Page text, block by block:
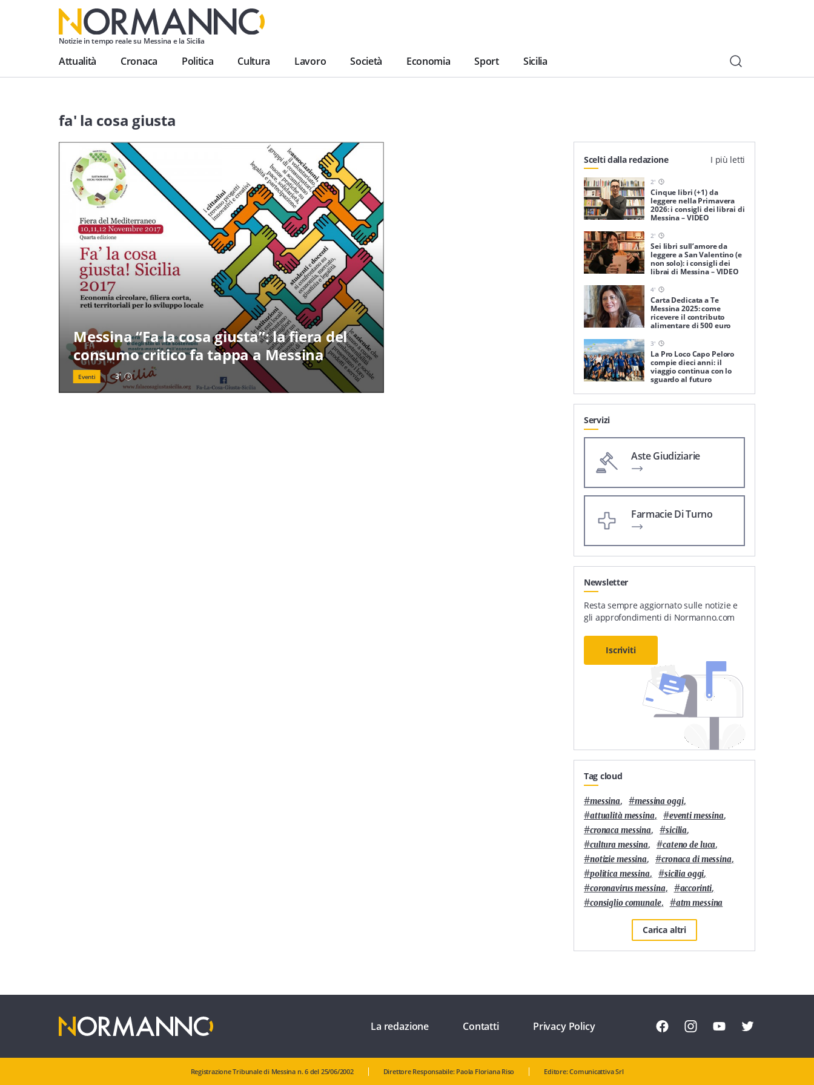
Notizie in tempo reale su Messina e la Sicilia
Attualità Cronaca Politica Cultura Lavoro Società Economia Sport Sicilia
fa' la cosa giusta
Messina “Fa la cosa giusta”: la fiera del
consumo critico fa tappa a Messina
Eventi 3'
Scelti dalla redazione I più letti
2'
Cinque libri (+1) da
leggere nella Primavera
2026: i consigli dei librai di
Messina – VIDEO
2'
Sei libri sull’amore da
leggere a San Valentino (e
non solo): i consigli dei
librai di Messina – VIDEO
4'
Carta Dedicata a Te
Messina 2025: come
ricevere il contributo
alimentare di 500 euro
3'
La Pro Loco Capo Peloro
compie dieci anni: il
viaggio continua con lo
sguardo al futuro
Servizi
Aste Giudiziarie
Farmacie Di Turno
Newsletter
Resta sempre aggiornato sulle notizie e
gli approfondimenti di Normanno.com
Iscriviti
Tag cloud
#messina, #messina oggi,
#attualità messina, #eventi messina,
#cronaca messina, #sicilia,
#cultura messina, #cateno de luca,
#notizie messina, #cronaca di messina,
#politica messina, #sicilia oggi,
#coronavirus messina, #accorinti,
#consiglio comunale, #atm messina
Carica altri
La redazione Contatti Privacy Policy
Registrazione Tribunale di Messina n. 6 del 25/06/2002 Direttore Responsabile: Paola Floriana Riso Editore: Comunicattiva Srl